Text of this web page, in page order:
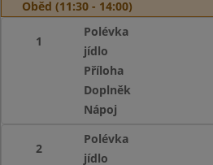
Oběd (11:30 - 14:00)
1
Polévka
jídlo
Příloha
Doplněk
Nápoj
2
Polévka
jídlo